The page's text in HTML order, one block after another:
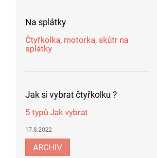
Na splátky
Čtyřkolka, motorka, skůtr na
splátky
Jak si vybrat čtyřkolku ?
5 typů Jak vybrat
17.8.2022
ARCHIV